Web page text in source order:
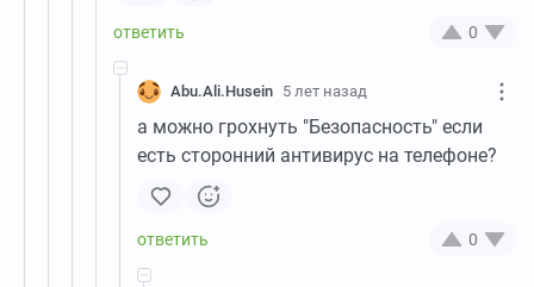
0
Abu.Ali.Husein 5 лет назад
а можно грохнуть "Безопасность" если
есть сторонний антивирус на телефоне?
0